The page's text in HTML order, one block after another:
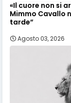
«Il cuore non si
Mimmo Cavallo
tarde”
Agosto 03, 2026